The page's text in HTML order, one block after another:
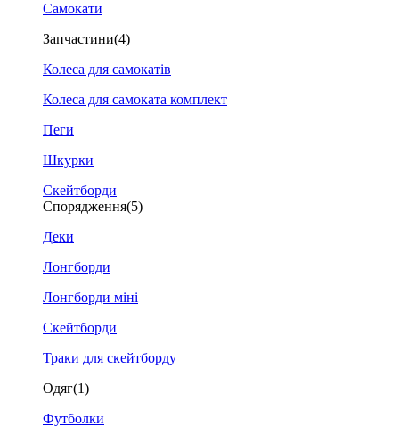
Самокати
Запчастини(4)
Колеса для самокатів
Колеса для самоката комплект
Пеги
Шкурки
Скейтборди
Спорядження(5)
Деки
Лонгборди
Лонгборди міні
Скейтборди
Траки для скейтборду
Одяг(1)
Футболки